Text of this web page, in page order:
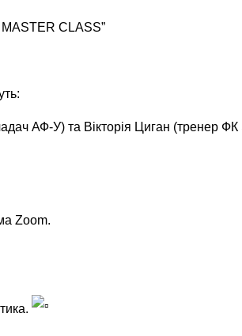
CLASS”
АФ-У) та Вікторія Циган (тренер ФК
Zoom.